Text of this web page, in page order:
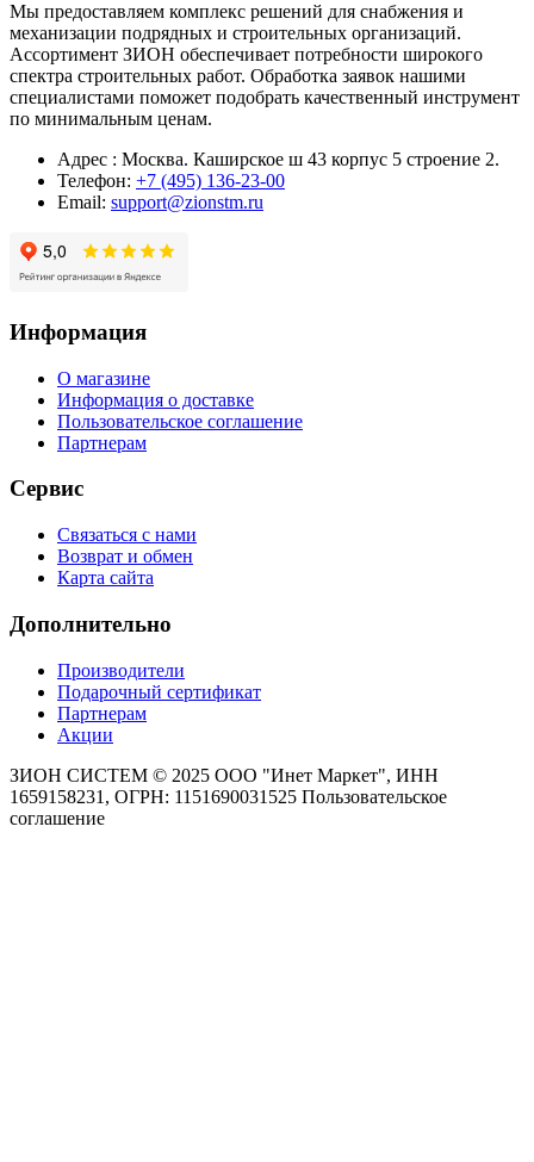
Мы предоставляем комплекс решений для снабжения и
механизации подрядных и строительных организаций.
Ассортимент ЗИОН обеспечивает потребности широкого
спектра строительных работ. Обработка заявок нашими
специалистами поможет подобрать качественный инструмент
по минимальным ценам.
Адрес : Москва. Каширское ш 43 корпус 5 строение 2.
Телефон: +7 (495) 136-23-00
Email: support@zionstm.ru
Информация
О магазине
Информация о доставке
Пользовательское соглашение
Партнерам
Сервис
Связаться с нами
Возврат и обмен
Карта сайта
Дополнительно
Производители
Подарочный сертификат
Партнерам
Акции
ЗИОН СИСТЕМ © 2025 ООО "Инет Маркет", ИНН
1659158231, ОГРН: 1151690031525 Пользовательское
соглашение